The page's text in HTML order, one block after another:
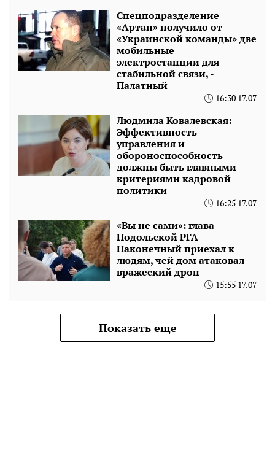
Спецподразделение
«Артан» получило от
«Украинской команды» две
мобильные
электростанции для
стабильной связи, -
Палатный
16:30 17.07
Людмила Ковалевская:
Эффективность
управления и
обороноспособность
должны быть главными
критериями кадровой
политики
16:25 17.07
«Вы не сами»: глава
Подольской РГА
Наконечный приехал к
людям, чей дом атаковал
вражеский дрон
15:55 17.07
Показать еще